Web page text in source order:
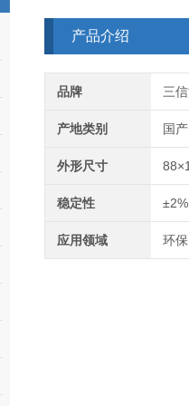
产品介绍
品牌 三
产地类别 国产
外形尺寸
稳定性
应用领域 环